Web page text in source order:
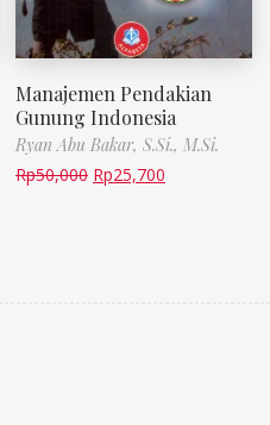
Manajemen Pendakian
Gunung Indonesia
Ryan Abu Bakar, S.Si., M.Si.
Rp50,000 Rp25,700